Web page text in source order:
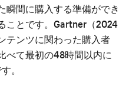
瞬間に購入する準備ができ
ことです。Gartner（2024
テンツに関わった購入者
べて最初の48時間以内に
。